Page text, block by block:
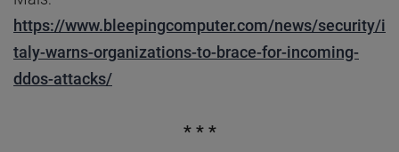
https://www.bleepingcomputer.com/news/security/i
taly-warns-organizations-to-brace-for-incoming-
ddos-attacks/
* * *